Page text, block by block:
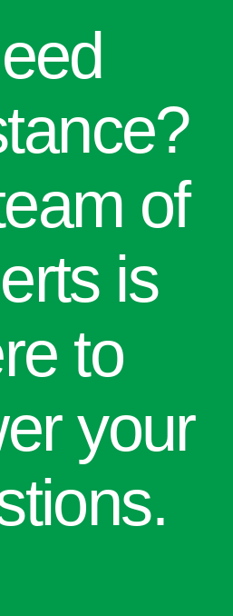
of
is
to
your